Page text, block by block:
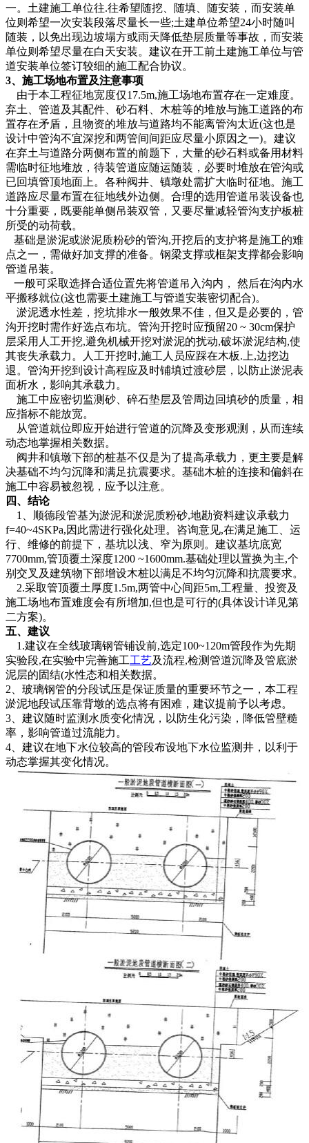
一。土建施工单位往.往希望随挖、随填、随安装，而安装单
位则希望一次安装段落尽量长一些;土建单位希望24小时随叫
随装，以免出现边坡塌方或雨天降低垫层质量等事故，而安装
单位则希望尽量在白天安装。建议在开工前土建施工单位与管
道安装单位签订较细的施工配合协议。
3、施工场地布置及注意事项
由于本工程征地宽度仅17.5m,施工场地布置存在一定难度。
弃土、管道及其配件、砂石料、木桩等的堆放与施工道路的布
置存在矛盾，且物资的堆放与道路均不能离管沟太近(这也是
设计中管沟不宜深挖和两管间间距应尽量小原因之一)。建议
在弃土与道路分两侧布置的前题下，大量的砂石料或备用材料
需临时征地堆放，待装管道应随运随装，必要时堆放在管沟或
已回填管顶地面上。各种阀井、镇墩处需扩大临时征地。施工
道路应尽量布置在征地线外边侧。合理的选用管道吊装设备也
十分重要，既要能单侧吊装双管，又要尽量减轻管沟支护板桩
所受的动荷载。
基础是淤泥或淤泥质粉砂的管沟,开挖后的支护将是施工的难
点之一，需做好加支撑的准备。钢梁支撑或框架支撑都会影响
管道吊装。
一般可采取选择合适位置先将管道吊入沟内， 然后在沟内水
平搬移就位(这也需要土建施工与管道安装密切配合)。
淤泥透水性差，挖坑排水一般效果不佳，但又是必要的，管
沟开挖时需作好选点布坑。管沟开挖时应预留20 ~ 30cm保护
层采用人工开挖,避免机械开挖对淤泥的扰动,破坏淤泥结构,使
其丧失承载力。人工开挖时,施工人员应踩在木板.上,边挖边
退。管沟开挖到设计高程应及时铺填过渡砂层，以防止淤泥表
面析水，影响其承载力。
施工中应密切监测砂、碎石垫层及管周边回填砂的质量，相
应指标不能放宽。
从管道就位即应开始进行管道的沉降及变形观测，从而连续
动态地掌握相关数据。
阀井和镇墩下部的桩基不仅是为了提高承载力，更主要是解
决基础不均匀沉降和满足抗震要求。基础木桩的连接和偏斜在
施工中容易被忽视，应予以注意。
四、结论
1、顺德段管基为淤泥和淤泥质粉砂,地勘资料建议承载力
f=40~4SKPa,因此需进行强化处理。咨询意见,在满足施工、运
行、维修的前提下，基坑以浅、窄为原则。建议基坑底宽
7700mm,管顶覆土深度1200 ~1600mm.基础处理以置换为主,个
别交叉及建筑物下部增设木桩以满足不均匀沉降和抗震要求。
2.采取管顶覆土厚度1.5m,两管中心间距5m,工程量、投资及
施工场地布置难度会有所增加,但也是可行的(具体设计详见第
二方案)。
五、建议
1.建议在全线玻璃钢管铺设前,选定100~120m管段作为先期
实验段,在实验中完善施工工艺及流程,检测管道沉降及管底淤
泥层的固结(水性态和相关数据。
2、玻璃钢管的分段试压是保证质量的重要环节之一，本工程
淤泥地段试压靠背墩的选点将有困难，建议提前予以考虑。
3、建议随时监测水质变化情况，以防生化污染，降低管壁糙
率，影响管道过流能力。
4、建议在地下水位较高的管段布设地下水位监测井，以利于
动态掌握其变化情况。